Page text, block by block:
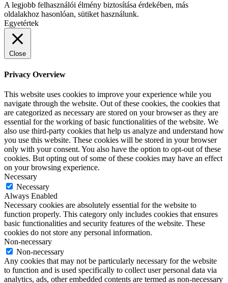
A legjobb felhasználói élmény biztosítása érdekében, más
oldalakhoz hasonlóan, sütiket használunk.
Egyetértek
Close
Privacy Overview
This website uses cookies to improve your experience while you
navigate through the website. Out of these cookies, the cookies that
are categorized as necessary are stored on your browser as they are
essential for the working of basic functionalities of the website. We
also use third-party cookies that help us analyze and understand how
you use this website. These cookies will be stored in your browser
only with your consent. You also have the option to opt-out of these
cookies. But opting out of some of these cookies may have an effect
on your browsing experience.
Necessary
Necessary
Always Enabled
Necessary cookies are absolutely essential for the website to
function properly. This category only includes cookies that ensures
basic functionalities and security features of the website. These
cookies do not store any personal information.
Non-necessary
Non-necessary
Any cookies that may not be particularly necessary for the website
to function and is used specifically to collect user personal data via
analytics, ads, other embedded contents are termed as non-necessary